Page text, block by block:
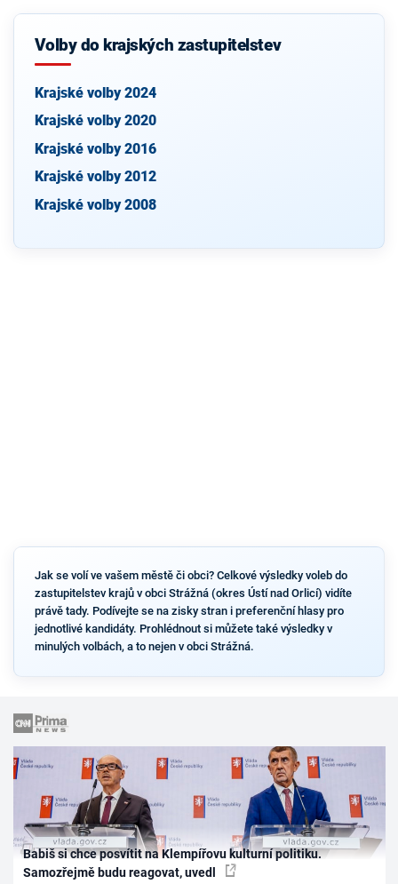
Volby do krajských zastupitelstev
Krajské volby 2024
Krajské volby 2020
Krajské volby 2016
Krajské volby 2012
Krajské volby 2008
Jak se volí ve vašem městě či obci? Celkové výsledky voleb do
zastupitelstev krajů v obci Strážná (okres Ústí nad Orlicí) vidíte
právě tady. Podívejte se na zisky stran i preferenční hlasy pro
jednotlivé kandidáty. Prohlédnout si můžete také výsledky v
minulých volbách, a to nejen v obci Strážná.
Babiš si chce posvítit na Klempířovu kulturní politiku.
Samozřejmě budu reagovat, uvedl